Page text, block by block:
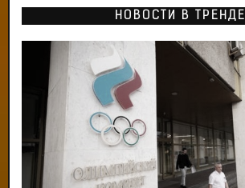
НОВОСТИ В ТРЕНДЕ